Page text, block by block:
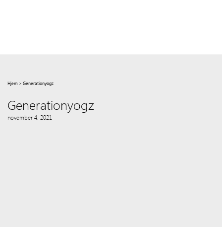
Hjem > Generationyogz
Generationyogz
november 4, 2021